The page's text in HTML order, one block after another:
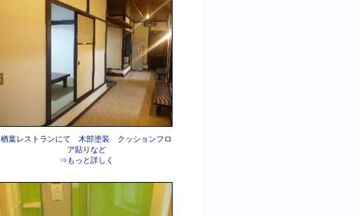
楢葉レストランにて 木部塗装 クッションフロ
ア貼りなど
⇒もっと詳しく